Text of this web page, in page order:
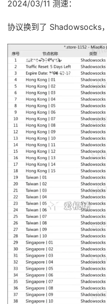
2024/03/11 测速：
协议换到了 Shadowsocks